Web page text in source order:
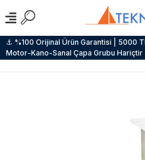
⚓ %100 Orijinal Ürün Garantisi | 5000
Motor-Kano-Sanal Çapa Grubu Hariçtir